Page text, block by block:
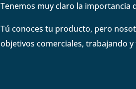
Tenemos muy claro la importancia
Tú conoces tu producto, pero
objetivos comerciales, trabajando